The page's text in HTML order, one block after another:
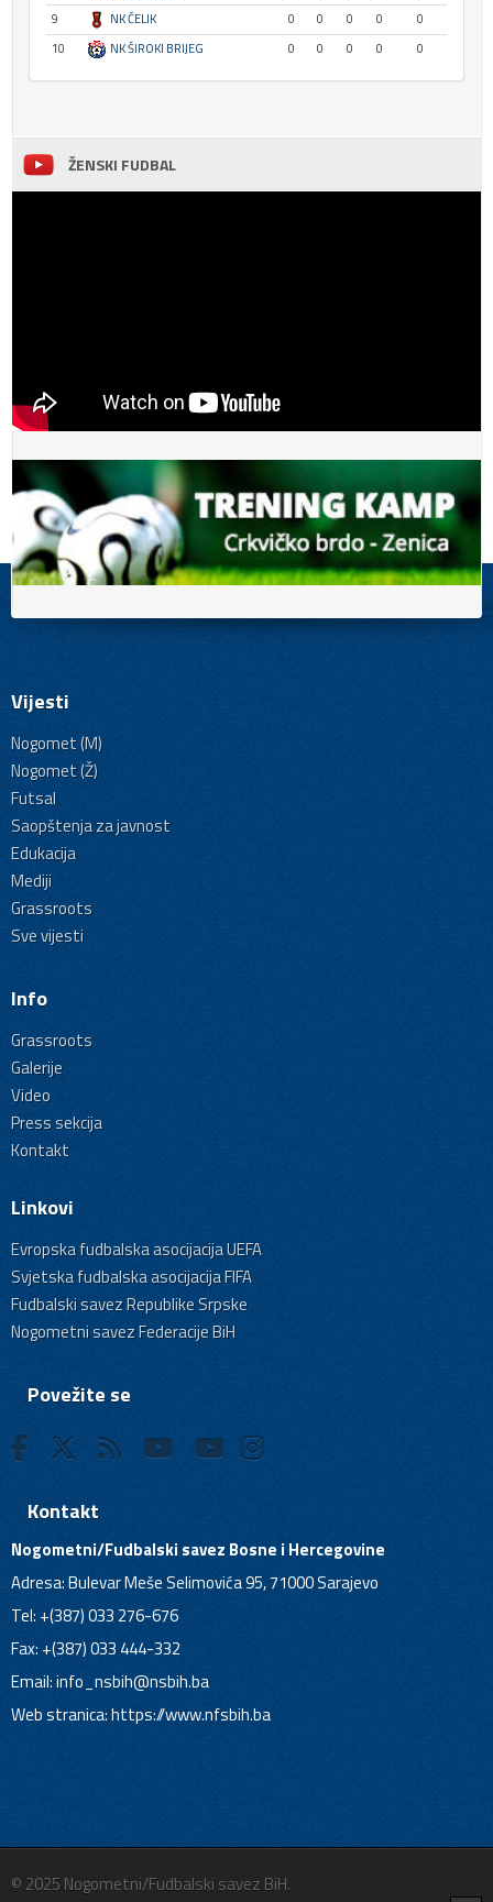
9
NK ČELIK 0 0 0 0
0
10
NK ŠIROKI BRIJEG 0 0 0 0 0
ŽENSKI FUDBAL
Vijesti
Nogomet (M)
Nogomet (Ž)
Futsal
Saopštenja za javnost
Edukacija
Mediji
Grassroots
Sve vijesti
Info
Grassroots
Galerije
Video
Press sekcija
Kontakt
Linkovi
Evropska fudbalska asocijacija UEFA
Svjetska fudbalska asocijacija FIFA
Fudbalski savez Republike Srpske
Nogometni savez Federacije BiH
Povežite se
Kontakt
Nogometni/Fudbalski savez Bosne i Hercegovine
Adresa: Bulevar Meše Selimovića 95, 71000 Sarajevo
Tel: +(387) 033 276-676
Fax: +(387) 033 444-332
Email:info_nsbih@nsbih.ba
Web stranica: https://www.nfsbih.ba
© 2025 Nogometni/Fudbalski savez BiH.